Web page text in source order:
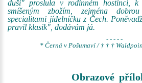
duší" proslula v rodinném hostinci,
smíšeným zbožím, zejména
specialitami jídelníčku z Čech.
pravil klasik", dodávám já.
- - - - -
* Černá v Pošumaví / † † †
Obrazové